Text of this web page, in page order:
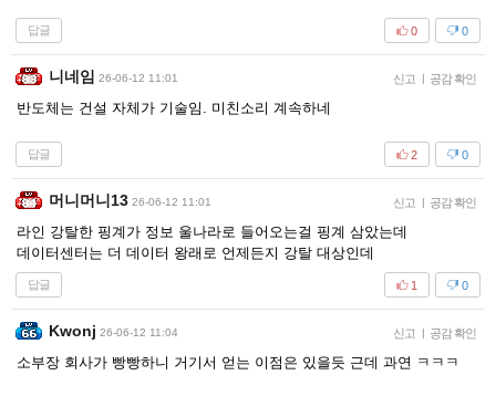
답글 0
0
니네임 26-06-12 11:01 신고 | 공감 확인
반도체는 건설 자체가 기술임. 미친소리 계속하네
답글 0
2
머니머니13 26-06-12 11:01 신고 | 공감 확인
라인 강탈한 핑계가 정보 울나라로 들어오는걸 핑계 삼았는데
데이터센터는 더 데이터 왕래로 언제든지 강탈 대상인데
답글 0
1
Kwonj 26-06-12 11:04 신고 | 공감 확인
소부장 회사가 빵빵하니 거기서 얻는 이점은 있을듯 근데 과연 ㅋㅋㅋ